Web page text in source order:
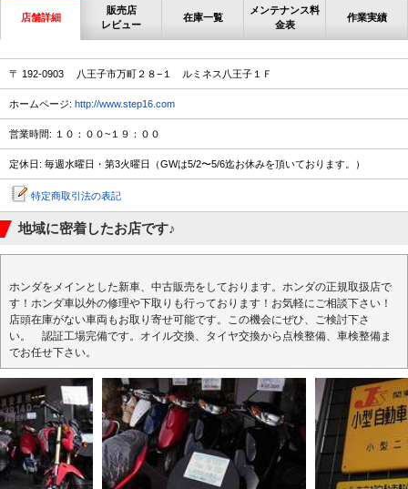
店舗詳細
販売店
レビュー
在庫一覧
メンテナンス料
金表
作業実績
〒 192-0903 八王子市万町２８−１ ルミネス八王子１Ｆ
ホームページ: http://www.step16.com
営業時間: １０：００~１９：００
定休日: 毎週水曜日・第3火曜日（GWは5/2〜5/6迄お休みを頂いております。）
特定商取引法の表記
地域に密着したお店です♪
ホンダをメインとした新車、中古販売をしております。ホンダの正規取扱店で
す！ホンダ車以外の修理や下取りも行っております！お気軽にご相談下さい！
店頭在庫がない車両もお取り寄せ可能です。この機会にぜひ、ご検討下さ
い。 認証工場完備です。オイル交換、タイヤ交換から点検整備、車検整備ま
でお任せ下さい。